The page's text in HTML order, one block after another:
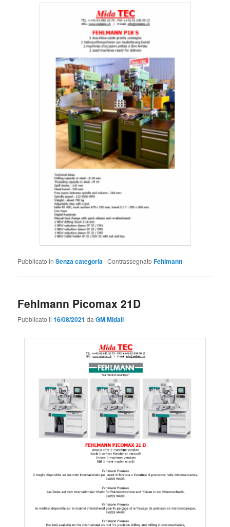
Pubblicato in Senza categoria |Contrassegnato Fehlmann
Fehlmann Picomax 21D
Pubblicato il16/08/2021 daGM Midali